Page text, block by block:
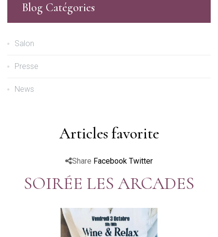
Blog Catégories
Salon
Presse
News
Articles favorite
Share Facebook Twitter
SOIRÉE LES ARCADES